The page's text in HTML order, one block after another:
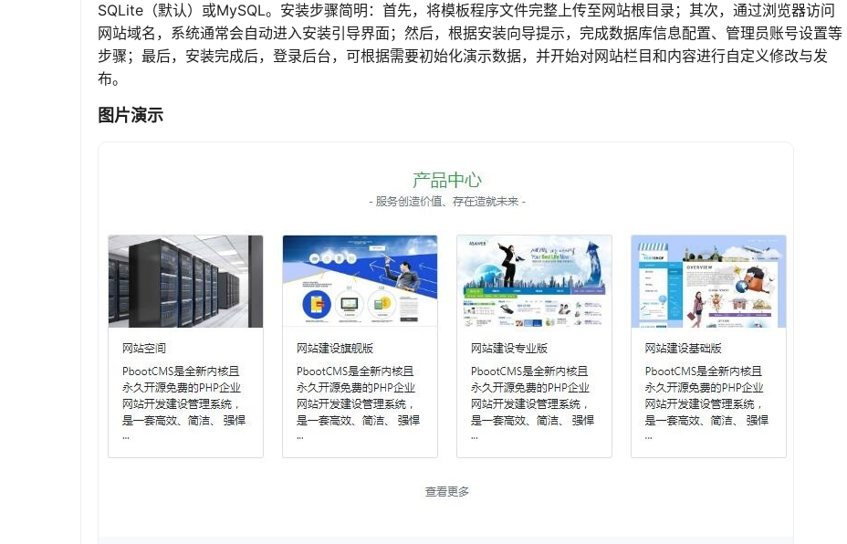
SQLite（默认）或MySQL。安装步骤简明：首先，将模板程序文件完整上传至网站根目录；其次，通过浏览器访问
网站域名，系统通常会自动进入安装引导界面；然后，根据安装向导提示，完成数据库信息配置、管理员账号设置等
步骤；最后，安装完成后，登录后台，可根据需要初始化演示数据，并开始对网站栏目和内容进行自定义修改与发
布。
图片演示